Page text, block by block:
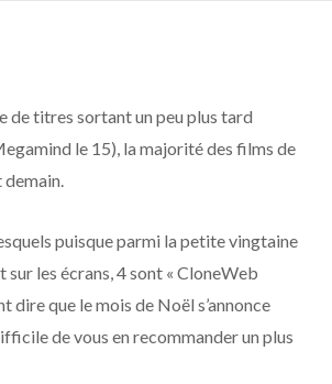
b
o
k
t
e
g
a
k b r C
o
de titres sortant un peu plus tard
le 15), la majorité des films de
puisque parmi la petite vingtaine
les écrans, 4 sont « CloneWeb
dire que le mois de Noël s’annonce
de vous en recommander un plus